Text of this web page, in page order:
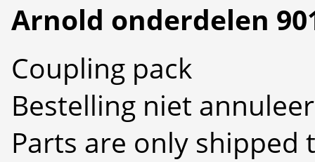
Arnold onderdelen
Coupling pack
Bestelling niet
Parts are only shipped